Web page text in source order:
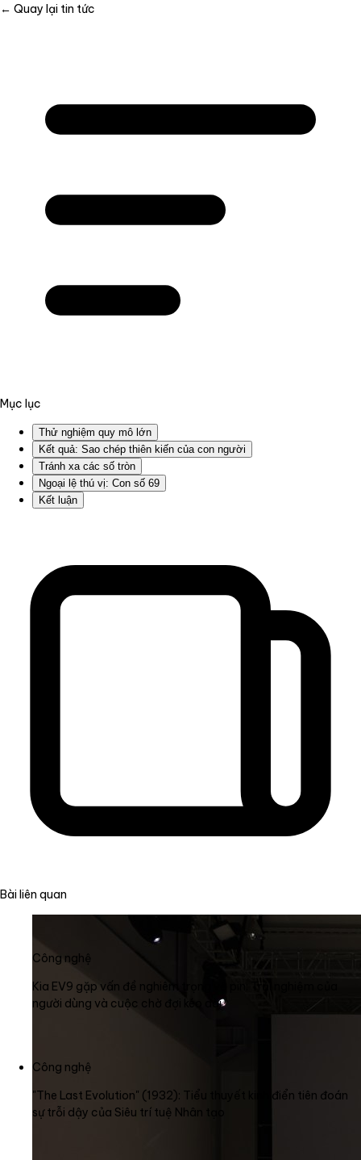
← Quay lại tin tức
Mục lục
Thử nghiệm quy mô lớn
Kết quả: Sao chép thiên kiến của con người
Tránh xa các số tròn
Ngoại lệ thú vị: Con số 69
Kết luận
Bài liên quan
Công nghệ
Kia EV9 gặp vấn đề nghiêm trọng về pin: Trải nghiệm của
người dùng và cuộc chờ đợi kéo dài
Công nghệ
"The Last Evolution" (1932): Tiểu thuyết kinh điển tiên đoán
sự trỗi dậy của Siêu trí tuệ Nhân tạo